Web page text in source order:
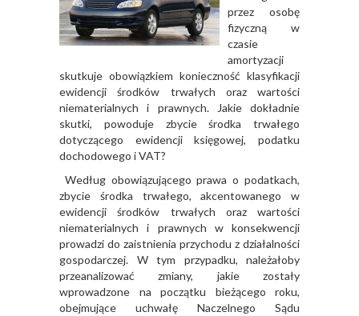
przez osobę
fizyczną w
czasie
amortyzacji
skutkuje obowiązkiem konieczność klasyfikacji
ewidencji środków trwałych oraz wartości
niematerialnych i prawnych. Jakie dokładnie
skutki, powoduje zbycie środka trwałego
dotyczącego ewidencji księgowej, podatku
dochodowego i VAT?
Według obowiązującego prawa o podatkach,
zbycie środka trwałego, akcentowanego w
ewidencji środków trwałych oraz wartości
niematerialnych i prawnych w konsekwencji
prowadzi do zaistnienia przychodu z działalności
gospodarczej. W tym przypadku, należałoby
przeanalizować zmiany, jakie zostały
wprowadzone na początku bieżącego roku,
obejmujące uchwałę Naczelnego Sądu